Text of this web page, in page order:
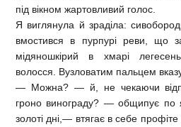
під вікном жартовливий голос.
Я виглянула й зраділа:
вмостився в пурпурі реви, що
мідяношкірий в хмарі
волосся. Вузловатим пальцем
— Можна? — й, не чекаючи
гроно винограду? — общипує по
золоті дні,— втягає в себе